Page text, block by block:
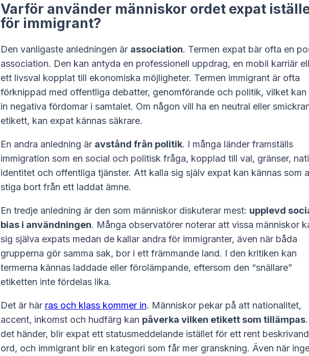
Varför använder människor ordet expat
för immigrant?
Den vanligaste anledningen är association. Termen expat bär ofta en
association. Den kan antyda en professionell uppdrag, en mobil karriär
ett livsval kopplat till ekonomiska möjligheter. Termen immigrant är ofta
förknippad med offentliga debatter, genomförande och politik, vilket kan
in negativa fördomar i samtalet. Om någon vill ha en neutral eller
etikett, kan expat kännas säkrare.
En andra anledning är avstånd från politik. I många länder framställs
immigration som en social och politisk fråga, kopplad till val, gränser,
identitet och offentliga tjänster. Att kalla sig själv expat kan kännas som
stiga bort från ett laddat ämne.
En tredje anledning är den som människor diskuterar mest: upplevd
bias i användningen. Många observatörer noterar att vissa människor
sig själva expats medan de kallar andra för immigranter, även när båda
grupperna gör samma sak, bor i ett främmande land. I den kritiken kan
termerna kännas laddade eller förolämpande, eftersom den “snällare”
etiketten inte fördelas lika.
Det är här ras och klass kommer in. Människor pekar på att nationalitet,
accent, inkomst och hudfärg kan påverka vilken etikett som tillämpas
det händer, blir expat ett statusmeddelande istället för ett rent
ord, och immigrant blir en kategori som får mer granskning. Även när